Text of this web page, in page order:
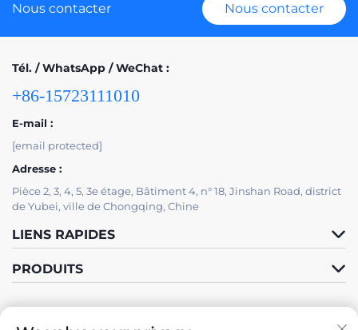
Nous contacter Nous contacter
Tél. / WhatsApp / WeChat :
+86-15723111010
E-mail :
[email protected]
Adresse :
Pièce 2, 3, 4, 5, 3e étage, Bâtiment 4, n° 18, Jinshan Road, district
de Yubei, ville de Chongqing, Chine
LIENS RAPIDES
PRODUITS